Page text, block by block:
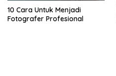
10 Cara Untuk Menjadi
Fotografer Profesional